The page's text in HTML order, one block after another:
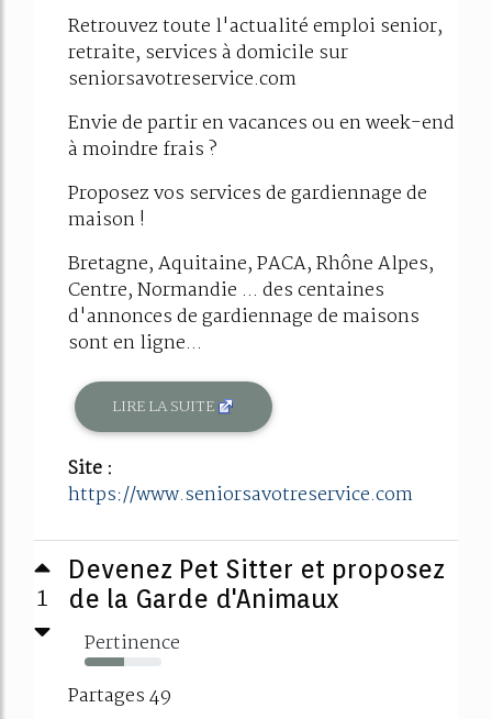
Retrouvez toute l'actualité emploi senior,
retraite, services à domicile sur
seniorsavotreservice.com
Envie de partir en vacances ou en week-end
à moindre frais ?
Proposez vos services de gardiennage de
maison !
Bretagne, Aquitaine, PACA, Rhône Alpes,
Centre, Normandie ... des centaines
d'annonces de gardiennage de maisons
sont en ligne...
LIRE LA SUITE
Site :
https://www.seniorsavotreservice.com
1
Devenez Pet Sitter et proposez
de la Garde d'Animaux
Pertinence
51%
Partages 49